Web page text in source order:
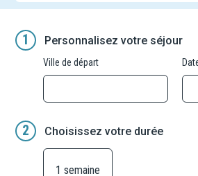
invitation à la dégustation. Enfin,
1 Personnalisez votre séjour
Ville de départ
2 Choisissez votre durée
1 semaine